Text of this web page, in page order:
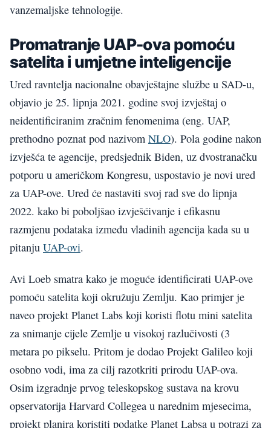
vanzemaljske tehnologije.
Promatranje UAP-ova pomoću
satelita i umjetne inteligencije
Ured ravntelja nacionalne obavještajne službe u SAD-u,
objavio je 25. lipnja 2021. godine svoj izvještaj o
neidentificiranim zračnim fenomenima (eng. UAP,
prethodno poznat pod nazivom NLO). Pola godine nakon
izvješća te agencije, predsjednik Biden, uz dvostranačku
potporu u američkom Kongresu, uspostavio je novi ured
za UAP-ove. Ured će nastaviti svoj rad sve do lipnja
2022. kako bi poboljšao izvješćivanje i efikasnu
razmjenu podataka između vladinih agencija kada su u
pitanju UAP-ovi.
Avi Loeb smatra kako je moguće identificirati UAP-ove
pomoću satelita koji okružuju Zemlju. Kao primjer je
naveo projekt Planet Labs koji koristi flotu mini satelita
za snimanje cijele Zemlje u visokoj razlučivosti (3
metara po pikselu. Pritom je dodao Projekt Galileo koji
osobno vodi, ima za cilj razotkriti prirodu UAP-ova.
Osim izgradnje prvog teleskopskog sustava na krovu
opservatorija Harvard Collegea u narednim mjesecima,
projekt planira koristiti podatke Planet Labsa u potrazi za